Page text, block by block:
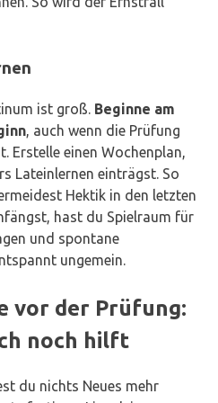
ist groß. Beginne am
, auch wenn die Prüfung
Erstelle einen Wochenplan,
Lateinlernen einträgst. So
Hektik in den letzten
hast du Spielraum für
und spontane
ungemein.
vor der Prüfung:
noch hilft
du nichts Neues mehr